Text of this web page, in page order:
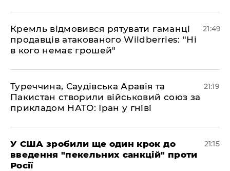
​Кремль відмовився рятувати гаманці
продавців атакованого Wildberries: "Ні
в кого немає грошей"
21:49
​Туреччина, Саудівська Аравія та
Пакистан створили військовий союз за
прикладом НАТО: Іран у гніві
21:19
​У США зробили ще один крок до
введення "пекельних санкцій" проти
Росії
21:15